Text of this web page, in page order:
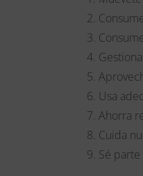
Usa
Ahorra
Cuida
Sé